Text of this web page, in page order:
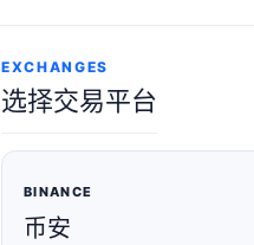
EXCHANGES
选择交易平台
BINANCE
币安